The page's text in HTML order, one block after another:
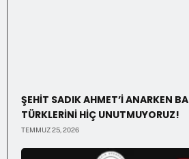
ŞEHİT SADIK AHMET’İ ANARKEN
TÜRKLERİNİ HİÇ UNUTMUYORUZ!
TEMMUZ 25, 2026